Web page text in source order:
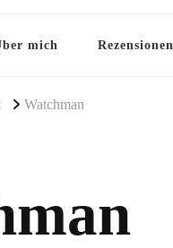
mich Rezensionen
Watchman